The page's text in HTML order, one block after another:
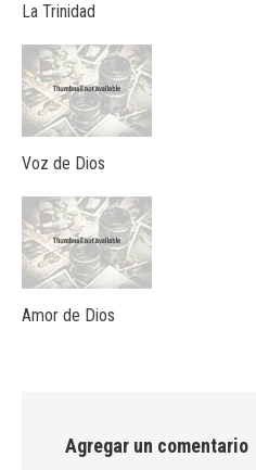
La Trinidad
Voz de Dios
Amor de Dios
Agregar un comentario